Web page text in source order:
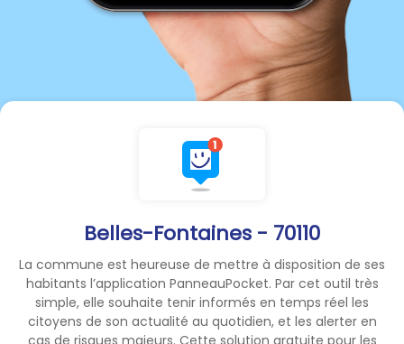
Belles-Fontaines - 70110
La commune est heureuse de mettre à disposition de ses
habitants l’application PanneauPocket. Par cet outil très
simple, elle souhaite tenir informés en temps réel les
citoyens de son actualité au quotidien, et les alerter en
cas de risques majeurs. Cette solution gratuite pour les